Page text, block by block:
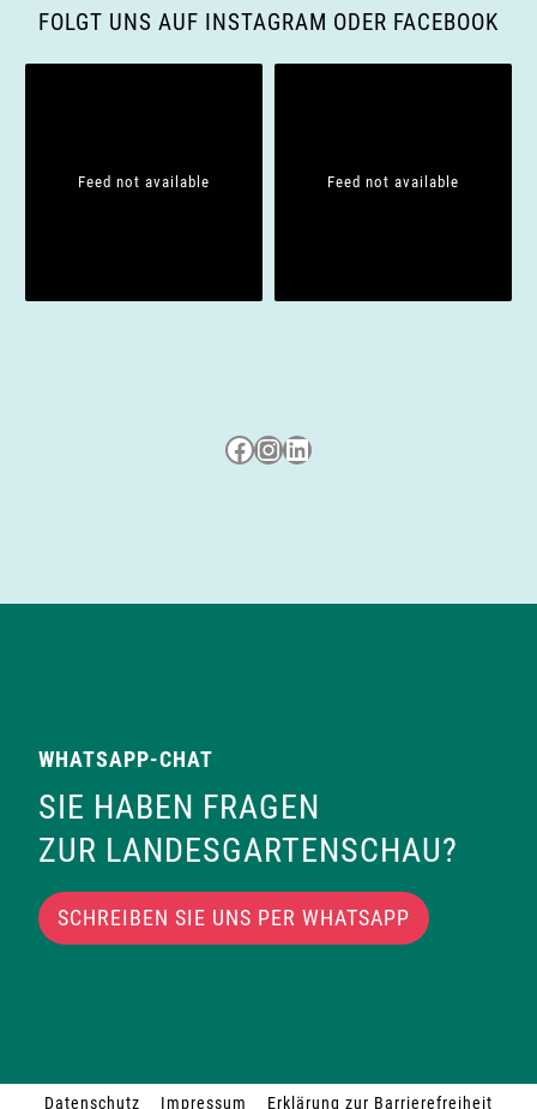
FOLGT UNS AUF INSTAGRAM ODER FACEBOOK
Feed not available Feed not available
Besuche uns auf Facebook
Besuche uns auf Instagram
LinkedIn
WHATSAPP-CHAT
SIE HABEN FRAGEN
ZUR LANDESGARTENSCHAU?
SCHREIBEN SIE UNS PER WHATSAPP
Datenschutz Impressum Erklärung zur Barrierefreiheit